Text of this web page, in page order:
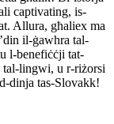
captivating, is-
Allura, għaliex ma
il-ġawhra tal-
l-benefiċċji tat-
tal-lingwi, u r-riżorsi
dinja tas-Slovakk!